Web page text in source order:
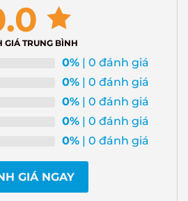
GIÁ TRUNG BÌNH
0% | 0 đánh giá
0% | 0 đánh giá
0% | 0 đánh giá
0% | 0 đánh giá
0% | 0 đánh giá
GIÁ NGAY